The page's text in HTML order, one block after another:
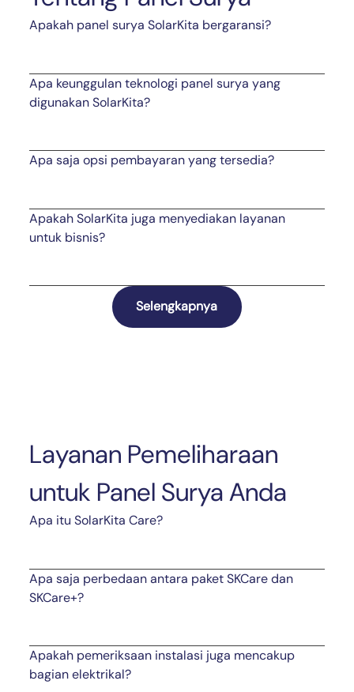
Apakah panel surya SolarKita bergaransi?
Apa keunggulan teknologi panel surya yang
digunakan SolarKita?
Apa saja opsi pembayaran yang tersedia?
Apakah SolarKita juga menyediakan layanan
untuk bisnis?
Selengkapnya
Layanan Pemeliharaan
untuk Panel Surya Anda
Apa itu SolarKita Care?
Apa saja perbedaan antara paket SKCare dan
SKCare+?
Apakah pemeriksaan instalasi juga mencakup
bagian elektrikal?